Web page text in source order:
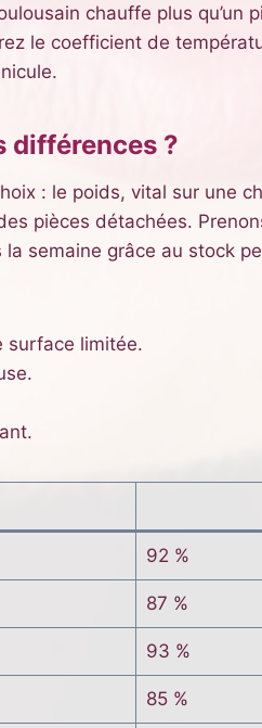
chauffe plus qu’un
le coefficient de
différences ?
: le poids, vital sur une
pièces détachées.
semaine grâce au stock
surface limitée.
92 %
87 %
93 %
85 %